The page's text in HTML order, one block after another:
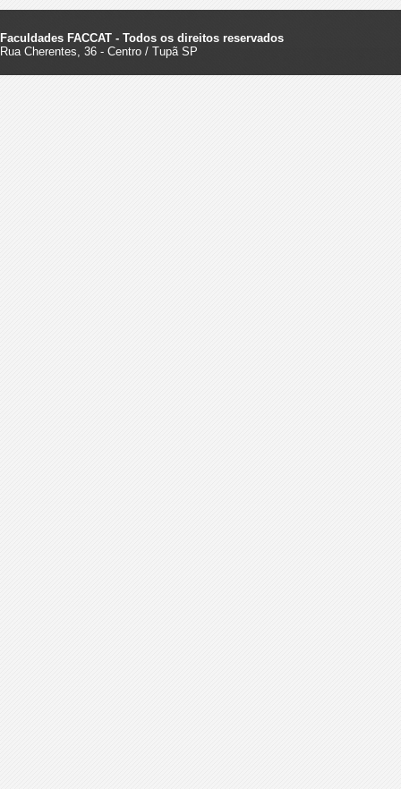
Faculdades FACCAT - Todos os direitos reservados
Rua Cherentes, 36 - Centro / Tupã SP